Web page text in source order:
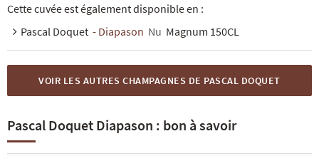
Cette cuvée est également disponible en :
Pascal Doquet - Diapason Nu Magnum 150CL
VOIR LES AUTRES CHAMPAGNES DE PASCAL DOQUET
Pascal Doquet Diapason : bon à savoir